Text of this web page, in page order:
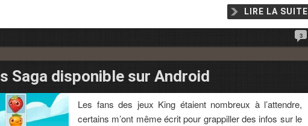
LIRE LA SUITE
3
Saga disponible sur Android
Les fans des jeux King étaient nombreux à l’attendre,
certains m’ont même écrit pour grappiller des infos sur le